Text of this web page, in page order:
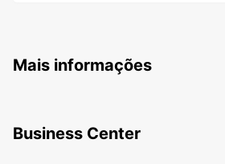
Mais informações
Business Center